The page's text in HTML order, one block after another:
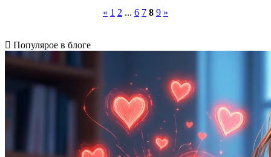
« 1 2 ... 6 7 8 9 »
Популярое в блоге